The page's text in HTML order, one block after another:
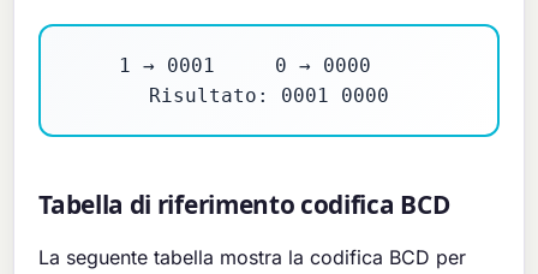
1 → 0001 0 → 0000
Risultato: 0001 0000
Tabella di riferimento codifica BCD
La seguente tabella mostra la codifica BCD per